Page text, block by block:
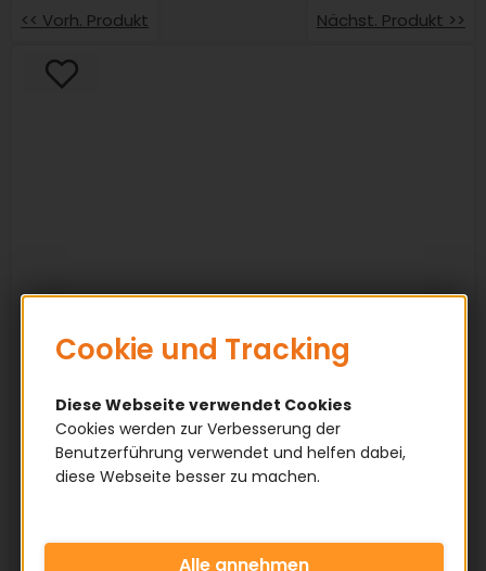
<< Vorh. Produkt Nächst. Produkt >>
Cookie und Tracking
Diese Webseite verwendet Cookies
Cookies werden zur Verbesserung der
Benutzerführung verwendet und helfen dabei,
diese Webseite besser zu machen.